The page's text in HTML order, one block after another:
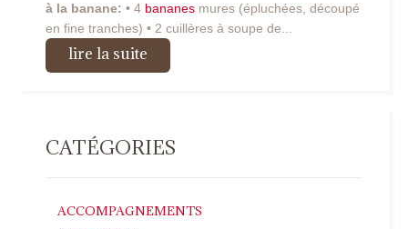
à la banane: • 4 bananes mures (épluchées, découpé
en fine tranches) • 2 cuillères à soupe de...
lire la suite
CATÉGORIES
ACCOMPAGNEMENTS